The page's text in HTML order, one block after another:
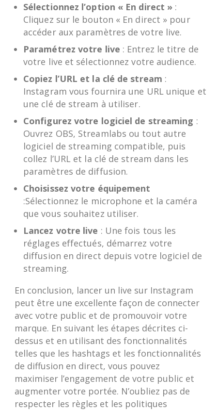
Sélectionnez l’option « En direct » :
Cliquez sur le bouton « En direct » pour
accéder aux paramètres de votre live.
Paramétrez votre live : Entrez le titre de
votre live et sélectionnez votre audience.
Copiez l’URL et la clé de stream :
Instagram vous fournira une URL unique et
une clé de stream à utiliser.
Configurez votre logiciel de streaming :
Ouvrez OBS, Streamlabs ou tout autre
logiciel de streaming compatible, puis
collez l’URL et la clé de stream dans les
paramètres de diffusion.
Choisissez votre équipement
:Sélectionnez le microphone et la caméra
que vous souhaitez utiliser.
Lancez votre live : Une fois tous les
réglages effectués, démarrez votre
diffusion en direct depuis votre logiciel de
streaming.
En conclusion, lancer un live sur Instagram
peut être une excellente façon de connecter
avec votre public et de promouvoir votre
marque. En suivant les étapes décrites ci-
dessus et en utilisant des fonctionnalités
telles que les hashtags et les fonctionnalités
de diffusion en direct, vous pouvez
maximiser l’engagement de votre public et
augmenter votre portée. N’oubliez pas de
respecter les règles et les politiques